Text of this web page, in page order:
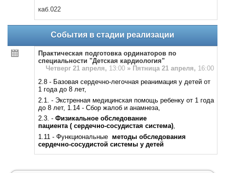
каб.022
События в стадии реализации
Практическая подготовка ординаторов по
специальности "Детская кардиология"
Четверг 21 апреля, 13:00 » Пятница 21 апреля, 16:00
2.8 - Базовая сердечно-легочная реанимация у детей от
1 года до 8 лет,
2.1. - Экстренная медицинская помощь ребенку от 1 года
до 8 лет, 1.14 - Сбор жалоб и анамнеза,
2.3. - Физикальное обследование
пациента ( сердечно-сосудистая система),
1.11 - Функциональные методы обследования
сердечно-сосудистой системы у детей